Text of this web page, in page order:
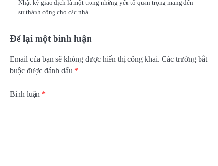
Nhật ký giao dịch là một trong những yếu tố quan trọng mang đến
sự thành công cho các nhà…
Để lại một bình luận
Email của bạn sẽ không được hiển thị công khai. Các trường bắt
buộc được đánh dấu *
Bình luận *